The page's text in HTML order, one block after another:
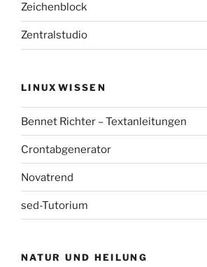
Zeichenblock
Zentralstudio
LINUXWISSEN
Bennet Richter – Textanleitungen
Crontabgenerator
Novatrend
sed-Tutorium
NATUR UND HEILUNG